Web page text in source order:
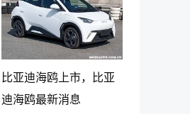
比亚迪海鸥上市，比亚
迪海鸥最新消息